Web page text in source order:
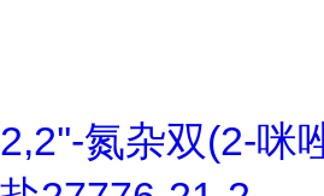
2,2''-氮杂双(2-咪